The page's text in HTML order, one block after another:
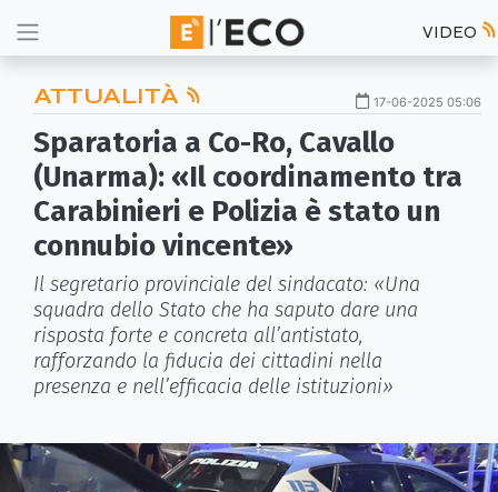
VIDEO
ATTUALITÀ 17-06-2025 05:06
Sparatoria a Co-Ro, Cavallo
(Unarma): «Il coordinamento tra
Carabinieri e Polizia è stato un
connubio vincente»
Il segretario provinciale del sindacato: «Una
squadra dello Stato che ha saputo dare una
risposta forte e concreta all’antistato,
rafforzando la fiducia dei cittadini nella
presenza e nell’efficacia delle istituzioni»